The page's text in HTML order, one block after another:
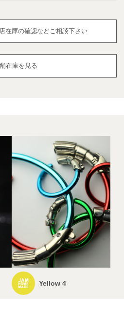
在庫の確認などご相談下さい
在庫を見る
Yellow 4